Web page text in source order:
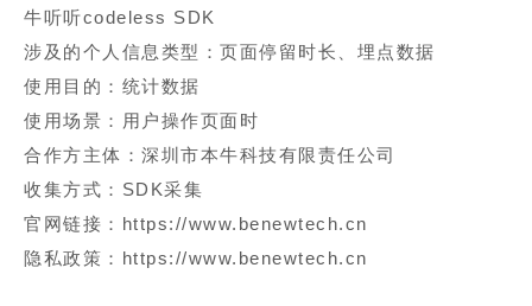
牛听听codeless SDK
涉及的个人信息类型：页面停留时长、埋点数据
使用目的：统计数据
使用场景：用户操作页面时
合作方主体：深圳市本牛科技有限责任公司
收集方式：SDK采集
官网链接：https://www.benewtech.cn
隐私政策：https://www.benewtech.cn